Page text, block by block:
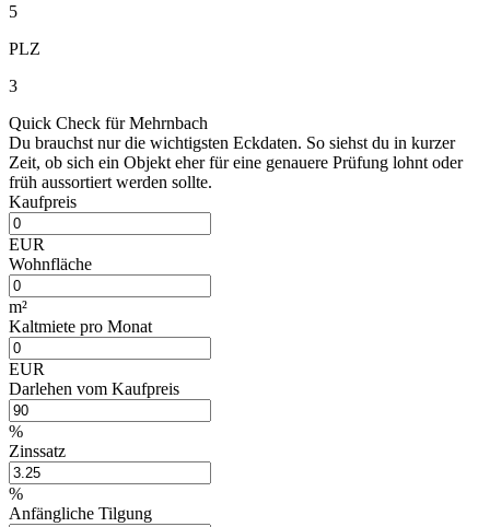
5
PLZ
3
Quick Check für Mehrnbach
Du brauchst nur die wichtigsten Eckdaten. So siehst du in kurzer
Zeit, ob sich ein Objekt eher für eine genauere Prüfung lohnt oder
früh aussortiert werden sollte.
Kaufpreis
EUR
Wohnfläche
m²
Kaltmiete pro Monat
EUR
Darlehen vom Kaufpreis
%
Zinssatz
%
Anfängliche Tilgung